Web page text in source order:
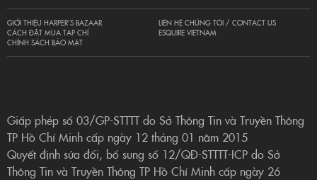
GIỚI THIỆU HARPER’S BAZAAR
CÁCH ĐẶT MUA TẠP CHÍ
CHÍNH SÁCH BẢO MẬT
LIÊN HỆ CHÚNG TÔI / CONTACT US
ESQUIRE VIETNAM
Giấp phép số 03/GP-STTTT do Sở Thông Tin và Truyền Thông
TP Hồ Chí Minh cấp ngày 12 tháng 01 năm 2015
Quyết định sửa đổi, bổ sung số 12/QĐ-STTTT-ICP do Sở
Thông Tin và Truyền Thông TP Hồ Chí Minh cấp ngày 26